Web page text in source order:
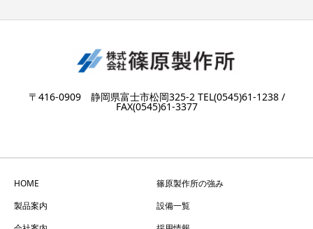
〒416-0909 静岡県富士市松岡325-2 TEL(0545)61-1238 /
FAX(0545)61-3377
HOME
篠原製作所の強み
製品案内
設備一覧